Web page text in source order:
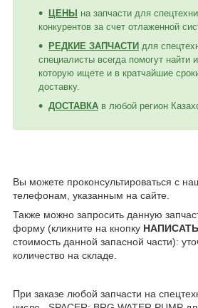
ЦЕНЫ на запчасти для
конкурентов за счет отлаженной
РЕДКИЕ ЗАПЧАСТИ для
специалисты всегда помогут найти
которую ищете и в кратчайшие
доставку.
ДОСТАВКА в любой регион
Вы можете проконсультироваться с
телефонам, указанным на сайте.
Также можно запросить данную
форму (кликните на кнопку
стоимость данной запасной части):
количество на складе.
При заказе любой запчасти на